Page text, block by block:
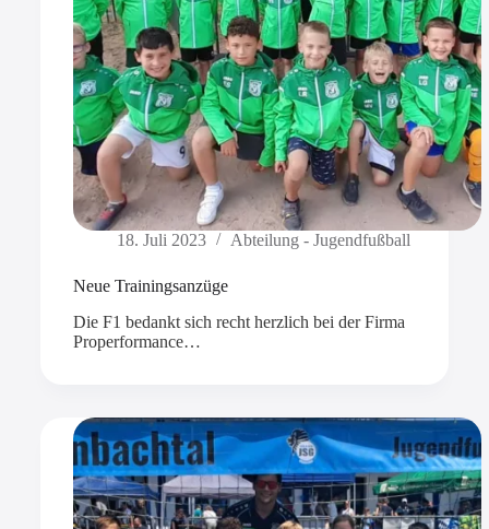
18. Juli 2023 Abteilung - Jugendfußball
Neue Trainingsanzüge
Die F1 bedankt sich recht herzlich bei der Firma
Properformance…